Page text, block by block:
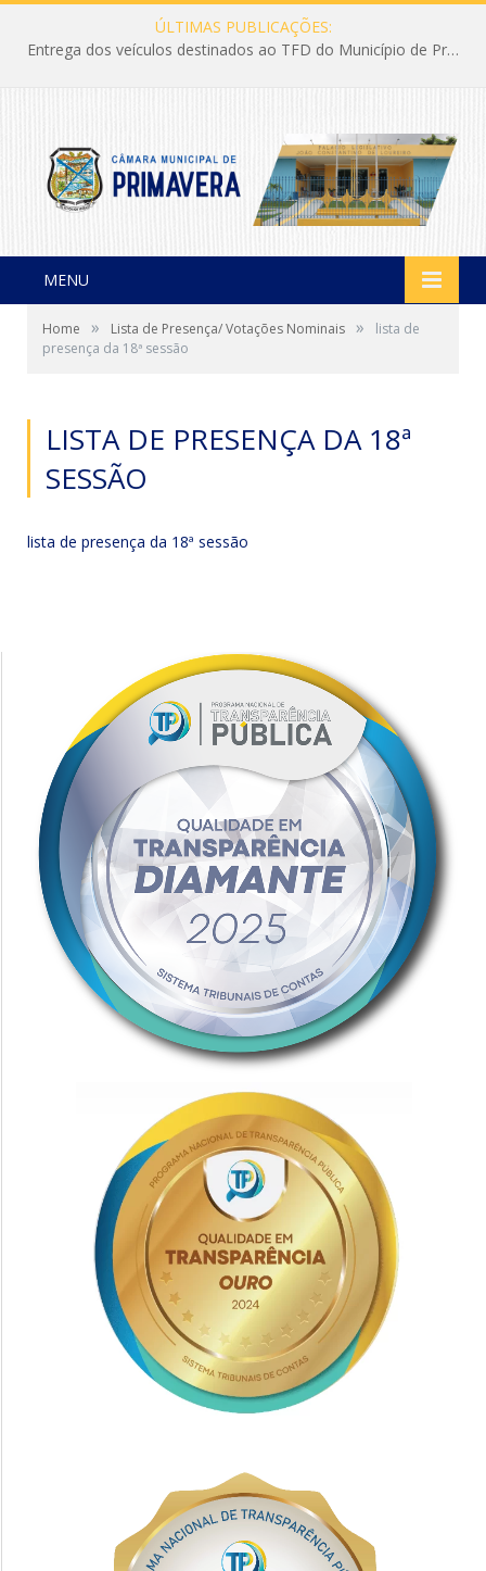
ÚLTIMAS PUBLICAÇÕES:
Entrega dos veículos destinados ao TFD do Município de Primavera
MENU
Home » Lista de Presença/ Votações Nominais »
lista de
presença da 18ª sessão
LISTA DE PRESENÇA DA 18ª
SESSÃO
lista de presença da 18ª sessão